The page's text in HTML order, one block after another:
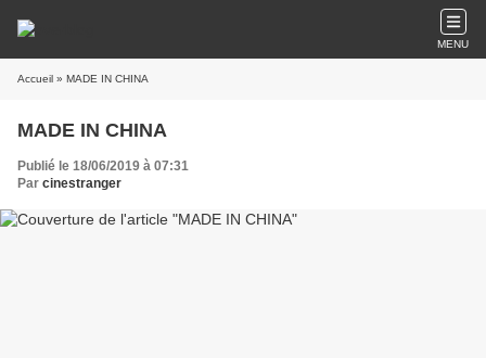
MENU
Accueil » MADE IN CHINA
MADE IN CHINA
Publié le 18/06/2019 à 07:31
Par cinestranger